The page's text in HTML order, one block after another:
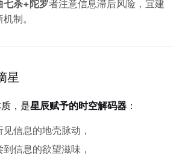
七杀+陀罗者注意信息滞后风险，宜建
制。
星
，是星辰赋予的时空解码器：
信息的地壳脉动，
信息的欲望滋味，